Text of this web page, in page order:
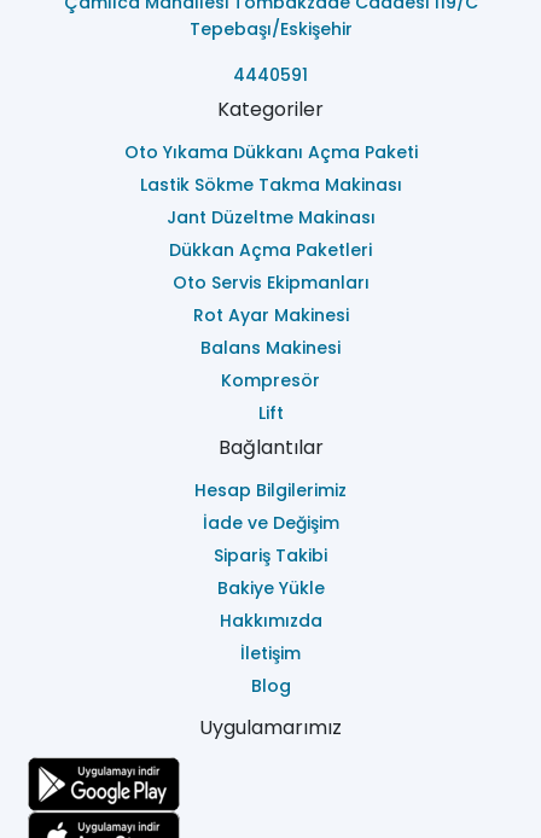
Tepebaşı/Eskişehir
4440591
Kategoriler
Oto Yıkama Dükkanı Açma Paketi
Lastik Sökme Takma Makinası
Jant Düzeltme Makinası
Dükkan Açma Paketleri
Oto Servis Ekipmanları
Rot Ayar Makinesi
Balans Makinesi
Kompresör
Lift
Bağlantılar
Hesap Bilgilerimiz
İade ve Değişim
Sipariş Takibi
Bakiye Yükle
Hakkımızda
İletişim
Blog
Uygulamarımız